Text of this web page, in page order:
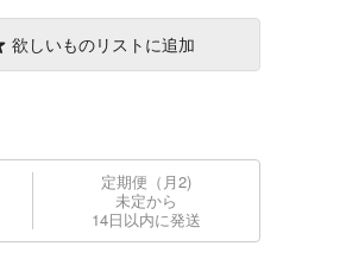
欲しいものリストに追加
定期便（月2)
未定から
14日以内に発送